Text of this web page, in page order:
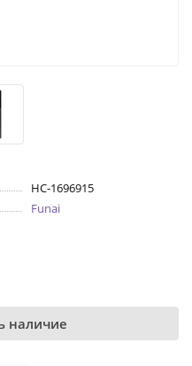
НС-1696915
Funai
наличие